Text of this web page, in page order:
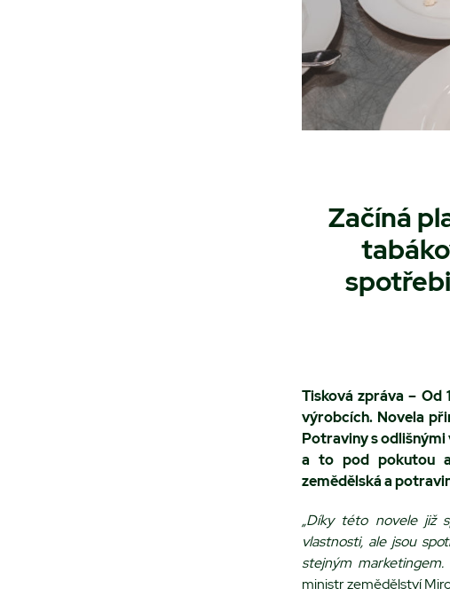
Začíná
Tisková zpráva – Od
výrobcích. Novela
Potraviny s
a to pod pokutou
zemědělská a
„Díky této novele již
vlastnosti, ale jsou
stejným
ministr zemědělství